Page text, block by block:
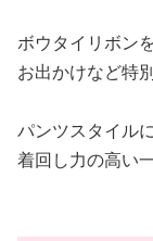
ボウタイリボン
お出かけなど特
パンツスタイル
着回し力の高い